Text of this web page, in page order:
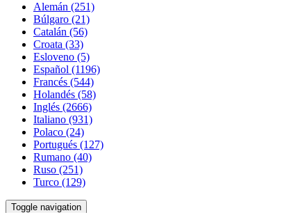
Alemán (251)
Búlgaro (21)
Catalán (56)
Croata (33)
Esloveno (5)
Español (1196)
Francés (544)
Holandés (58)
Inglés (2666)
Italiano (931)
Polaco (24)
Portugués (127)
Rumano (40)
Ruso (251)
Turco (129)
Toggle navigation